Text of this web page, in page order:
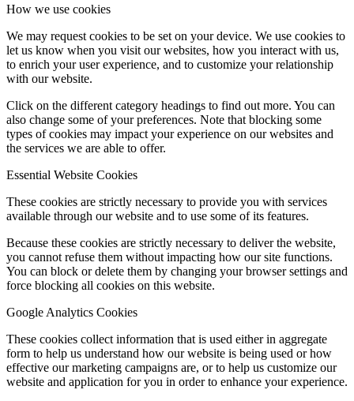
How we use cookies
We may request cookies to be set on your device. We use cookies to
let us know when you visit our websites, how you interact with us,
to enrich your user experience, and to customize your relationship
with our website.
Click on the different category headings to find out more. You can
also change some of your preferences. Note that blocking some
types of cookies may impact your experience on our websites and
the services we are able to offer.
Essential Website Cookies
These cookies are strictly necessary to provide you with services
available through our website and to use some of its features.
Because these cookies are strictly necessary to deliver the website,
you cannot refuse them without impacting how our site functions.
You can block or delete them by changing your browser settings and
force blocking all cookies on this website.
Google Analytics Cookies
These cookies collect information that is used either in aggregate
form to help us understand how our website is being used or how
effective our marketing campaigns are, or to help us customize our
website and application for you in order to enhance your experience.